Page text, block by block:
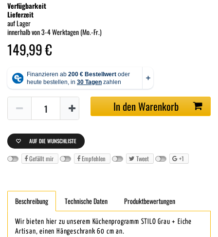
Verfügbarkeit
Lieferzeit
auf Lager
innerhalb von 3-4 Werktagen (Mo.-Fr.)
149,99 €
In den Warenkorb
AUF DIE WUNSCHLISTE
Gefällt mir Empfehlen Tweet +1
Beschreibung Technische Daten Produktbewertungen
Wir bieten hier zu unserem Küchenprogramm STILO Grau + Eiche
Artisan, einen Hängeschrank 60 cm an.